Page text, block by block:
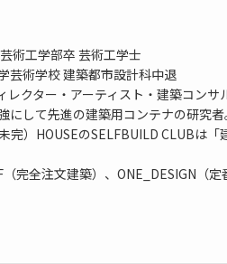
術工学部卒 芸術工学士
芸術学校 建築都市設計科中退
レクター・アーティスト・建築コンサ
にして先進の建築用コンテナの研究
完）HOUSEのSELFBUILD CLUBは
（完全注文建築）、ONE_DESIGN（